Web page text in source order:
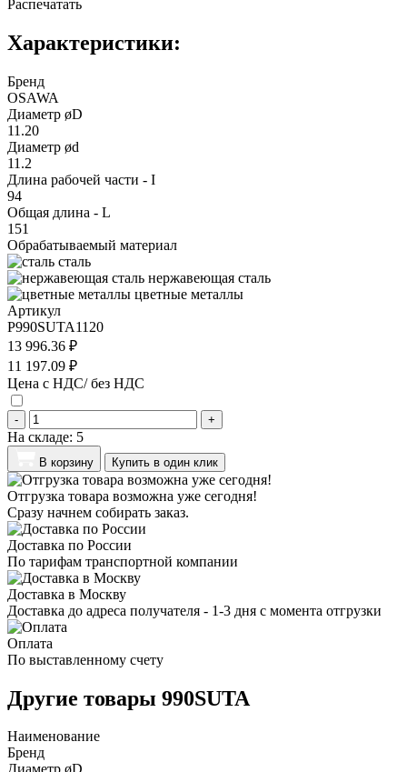
Распечатать
Характеристики:
Бренд
OSAWA
Диаметр øD
11.20
Диаметр ød
11.2
Длина рабочей части - I
94
Общая длина - L
151
Обрабатываемый материал
сталь
нержавеющая сталь
цветные металлы
Артикул
P990SUTA1120
13 996.36 ₽
11 197.09 ₽
Цена с НДС/ без НДС
- +
На складе: 5
В корзину Купить в один клик
Отгрузка товара возможна уже сегодня!
Сразу начнем собирать заказ.
Доставка по России
По тарифам транспортной компании
Доставка в Москву
Доставка до адреса получателя - 1-3 дня с момента отгрузки
Оплата
По выставленному счету
Другие товары 990SUTA
Наименование
Бренд